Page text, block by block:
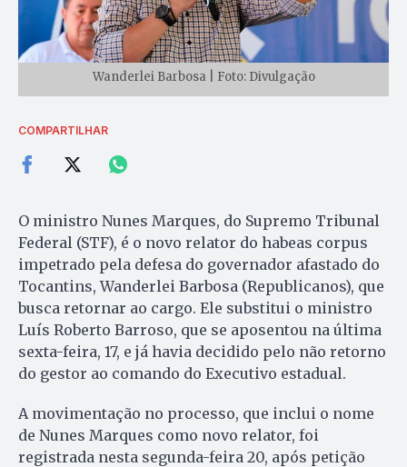
Wanderlei Barbosa | Foto: Divulgação
COMPARTILHAR
O ministro Nunes Marques, do Supremo Tribunal
Federal (STF), é o novo relator do habeas corpus
impetrado pela defesa do governador afastado do
Tocantins, Wanderlei Barbosa (Republicanos), que
busca retornar ao cargo. Ele substitui o ministro
Luís Roberto Barroso, que se aposentou na última
sexta-feira, 17, e já havia decidido pelo não retorno
do gestor ao comando do Executivo estadual.
A movimentação no processo, que inclui o nome
de Nunes Marques como novo relator, foi
registrada nesta segunda-feira 20, após petição